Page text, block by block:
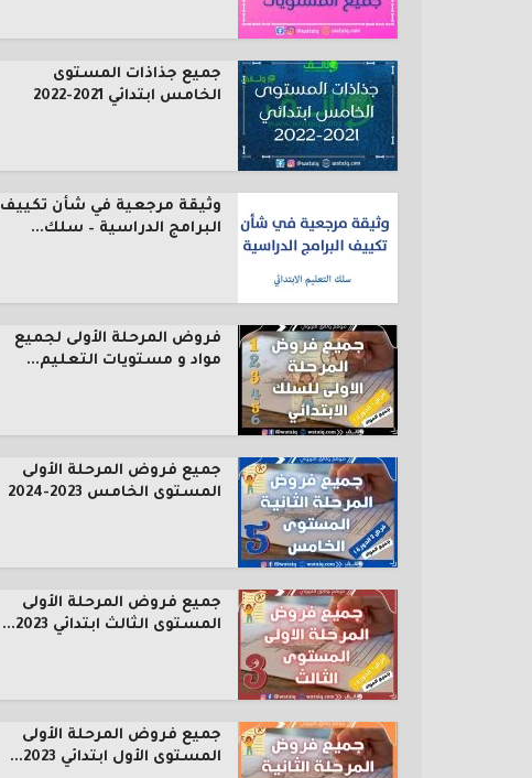
جميع جذاذات المستوى
الخامس ابتدائي 2021-2022
وثيقة مرجعية في شأن تكييف
البرامج الدراسية – سلك...
فروض المرحلة الأولى لجميع
مواد و مستويات التعليم...
جميع فروض المرحلة الأولى
المستوى الخامس 2023-2024
جميع فروض المرحلة الأولى
المستوى الثالث ابتدائي 2023...
جميع فروض المرحلة الأولى
المستوى الأول ابتدائي 2023...